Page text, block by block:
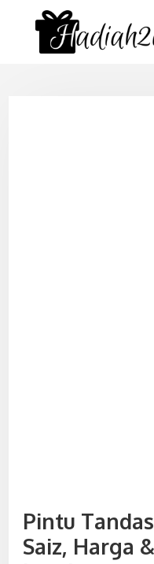
Pintu
Saiz, Harga